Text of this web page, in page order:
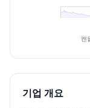
최근 구간 일
고
2026.07.06
6280
2026.07.07
6090
2026.07.08
5610
캔
기업 개요